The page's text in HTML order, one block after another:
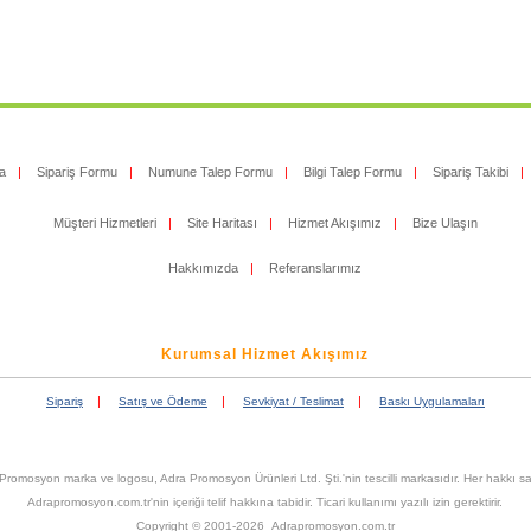
| Sipariş Formu | Numune Talep Formu | Bilgi Talep Formu | Sipariş Takibi |
Müşteri Hizmetleri | Site Haritası | Hizmet Akışımız | Bize Ulaşın
Hakkımızda | Referanslarımız
Kurumsal Hizmet Akışımız
Sipariş | Satış ve Ödeme | Sevkiyat / Teslimat | Baskı Uygulamaları
marka ve logosu, Adra Promosyon Ürünleri Ltd. Şti.'nin tescilli markasıdır. Her hakkı
Adrapromosyon.com.tr'nin içeriği telif hakkına tabidir. Ticari kullanımı yazılı izin gerektirir.
Copyright © 2001-2026 Adrapromosyon.com.tr